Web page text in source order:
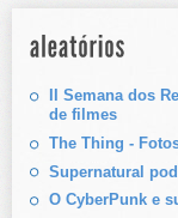
II Semana dos
de filmes
The Thing -
Supernatural
O CyberPunk e